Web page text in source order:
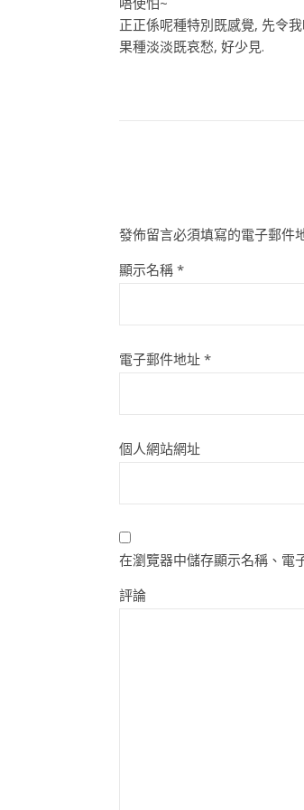
正正係呢種特別既感覺, 先令
果種淡淡既哀愁, 好少見.
發佈留言必須填寫的電子郵件
顯示名稱 *
電子郵件地址 *
個人網站網址
在瀏覽器中儲存顯示名稱、電
評論